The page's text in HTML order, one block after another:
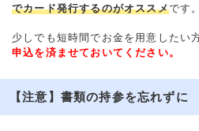
でカード発行するのがオススメです。
少しでも短時間でお金を用意したい
申込を済ませておいてください。
【注意】書類の持参を忘れずに